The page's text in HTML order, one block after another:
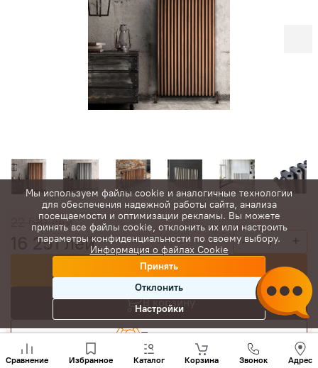
22 581лей
16 251лей - +
Купить сейчас
В корзину
Торговаться
Сравнение Избранное Каталог Корзина Звонок Адрес
нам
+(373)
Мы используем файлы cookie и аналогичные технологии
для обеспечения надежной работы сайта, анализа
посещаемости и оптимизации рекламы. Вы можете
принять все файлы cookie, отклонить их или настроить
параметры конфиденциальности по своему выбору.
Информация о файлах Cookie
Принять
Отклонить
Настройки